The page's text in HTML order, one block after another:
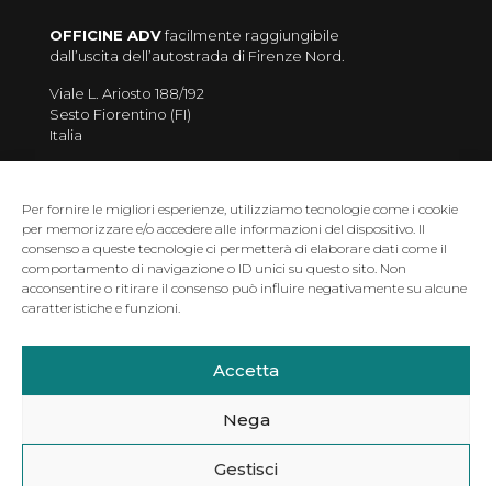
Per fornire le migliori esperienze, utilizziamo tecnologie come i cookie
per memorizzare e/o accedere alle informazioni del dispositivo. Il
consenso a queste tecnologie ci permetterà di elaborare dati come il
comportamento di navigazione o ID unici su questo sito. Non
acconsentire o ritirare il consenso può influire negativamente su alcune
caratteristiche e funzioni.
Accetta
Nega
Gestisci
OFFICINE ADVfacilmente raggiungibile
dall’uscita dell’autostrada di Firenze Nord.
Viale L. Ariosto 188/192
Sesto Fiorentino (FI)
Italia
Officine ADV di Miriam Sari - Via L. Ariosto 188/192 -
50019 SESTO FIORENTINO (FI) - Tel: 0559064155 - email:
miriam.sari@officineadv.it - p.iva 03167460249